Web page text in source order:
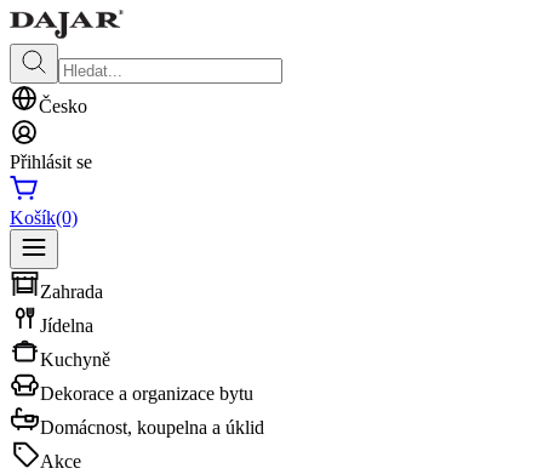
Česko
Přihlásit se
Košík(0)
Zahrada
Jídelna
Kuchyně
Dekorace a organizace bytu
Domácnost, koupelna a úklid
Akce